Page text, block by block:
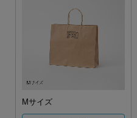
Mサイズ